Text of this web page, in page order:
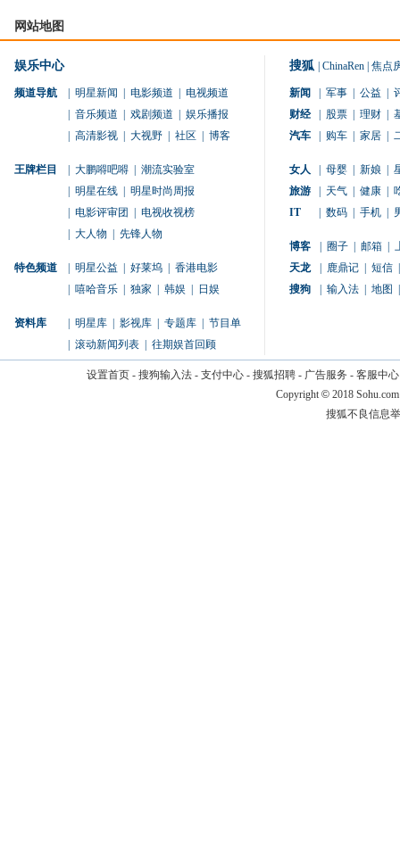
网站地图
娱乐中心
频道导航 明星新闻 电影频道
电视频道
音乐频道 戏剧频道
娱乐播报
高清影视 大视野 社区 博客
王牌栏目 大鹏嘚吧嘚
潮流实验室
明星在线
明星时尚周报
电影评审团
电视收视榜
大人物 先锋人物
特色频道 明星公益 好莱坞
香港电影
嘻哈音乐 独家 韩娱 日娱
资料库 明星库 影视库 专题库
节目单
滚动新闻列表 往期娱首回顾
搜狐 ChinaRen 焦点
新闻 军事 公益
财经
股票 理财
汽车
购车 家居
女人 母婴 新娘
旅游
天气 健康
IT
数码 手机
博客 圈子 邮箱
天龙
鹿鼎记 短信
搜狗
输入法 地图
设置首页- 搜狗输入法- 支付中心- 搜狐招聘- 广告服务 - 客服中心
Copyright © 2018
搜狐不良信息